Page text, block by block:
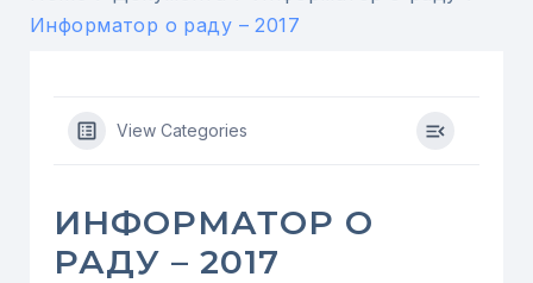
Информатор о раду – 2017
View Categories
ИНФОРМАТОР О
РАДУ – 2017